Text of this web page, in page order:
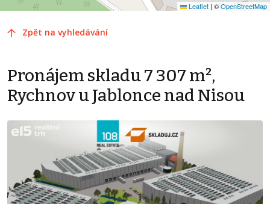
Leaflet | ©OpenStreetMap
Zpět na vyhledávání
Pronájem skladu 7 307 m²,
Rychnov u Jablonce nad Nisou